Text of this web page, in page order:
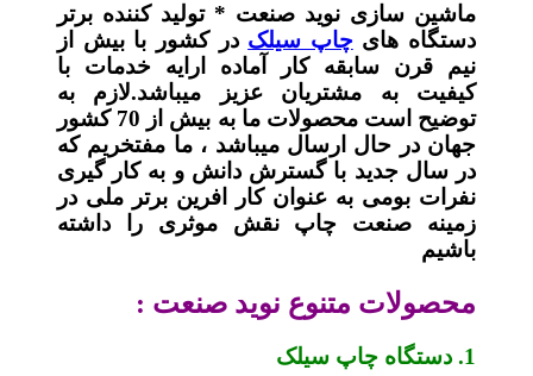
ماشین سازی نوید صنعت * تولید کننده برتر
دستگاه هایچاپ سیلک در کشور با بیش از
نیم قرن سابقه کار آماده ارایه خدمات با
کیفیت به مشتریان عزیز میباشد.لازم به
توضیح است محصولات ما به بیش از 70 کشور
جهان در حال ارسال میباشد ، ما مفتخریم که
در سال جدید با گسترش دانش و به کار گیری
نفرات بومی به عنوان کار افرین برتر ملی در
زمینه صنعت چاپ نقش موثری را داشته
باشیم
محصولات متنوع نوید صنعت :
1. دستگاه چاپ سیلک